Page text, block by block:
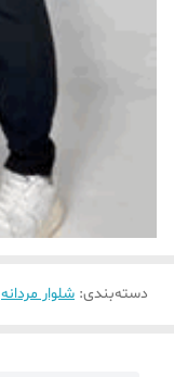
دسته‌بندی: شلوار مردانه